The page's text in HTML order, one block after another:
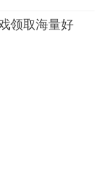
领取海量好